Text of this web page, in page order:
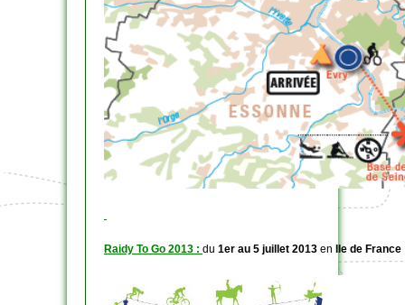
Raidy To Go 2013 : du 1er au 5 juillet 2013 en Ile de France